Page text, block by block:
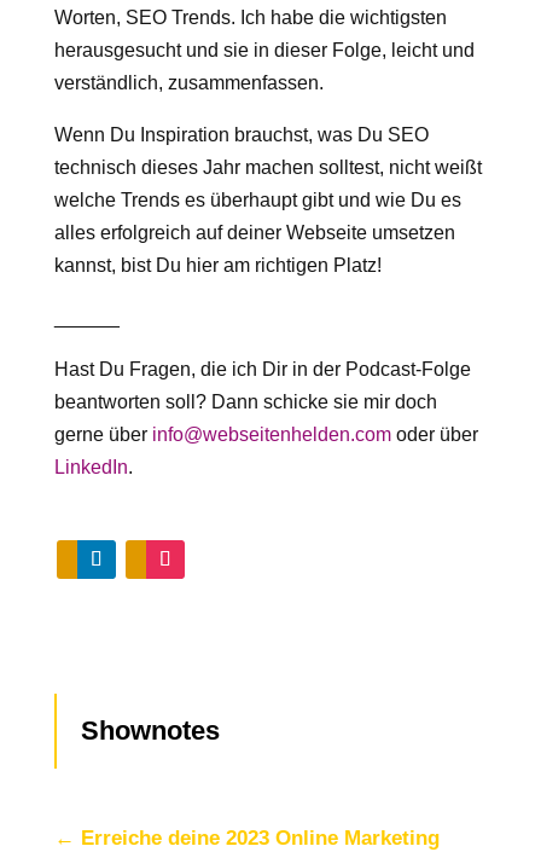
Worten, SEO Trends. Ich habe die wichtigsten
herausgesucht und sie in dieser Folge, leicht und
verständlich, zusammenfassen.
Wenn Du Inspiration brauchst, was Du SEO
technisch dieses Jahr machen solltest, nicht weißt
welche Trends es überhaupt gibt und wie Du es
alles erfolgreich auf deiner Webseite umsetzen
kannst, bist Du hier am richtigen Platz!
Hast Du Fragen, die ich Dir in der Podcast-Folge
beantworten soll? Dann schicke sie mir doch
gerne über info@webseitenhelden.comoder über
LinkedIn.
Shownotes
← Erreiche deine 2023 Online Marketing